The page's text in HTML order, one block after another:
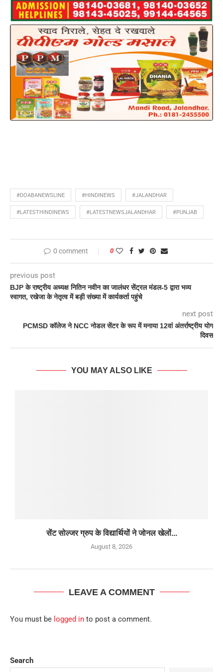
#DOABANEWSLINE #HINDINEWS #JALANDHAR
#LATESTHINDINEWS #LATESTNEWSJALANDHAR #PUNJAB
0 comment 0
previous post
BJP के राष्ट्रीय अध्यक्ष नितिन नवीन का जालंधर सेंट्रल मंडल-5 द्वारा भव्य
स्वागत, रखेजा के नेतृत्व में बड़ी संख्या में कार्यकर्ता पहुंचे
next post
PCMSD कॉलेज ने NCC नोडल सेंटर के रूप में मनाया 12वां अंतर्राष्ट्रीय योग
दिवस
YOU MAY ALSO LIKE
सेंट सोल्जर ग्रुप के विद्यार्थियों ने जोनल खेलों...
August 8, 2026
LEAVE A COMMENT
You must be logged in to post a comment.
Search